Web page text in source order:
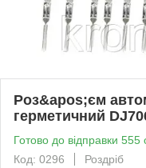
Роз&apos;єм
герметичний
Готово до відправки 555
Код: 0296
Роздріб